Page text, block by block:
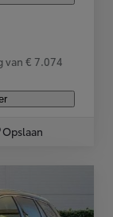
van € 7.074
Opslaan